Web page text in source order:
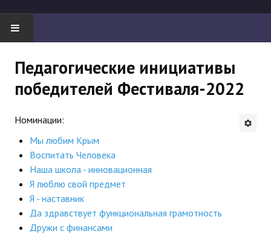
"Боевая" русистика
АНОНСЫ
ИНСТИТУТ
Противодействие коррупции
В ПОМОЩЬ УЧИТЕЛЮ
Педагогические инициативы
победителей Фестиваля-2022
Номинации:
Мы любим Крым
Воспитать Человека
Наша школа - инновационная
Я люблю свой предмет
Я - наставник
Да здравствует функциональная грамотность
Дружи с финансами